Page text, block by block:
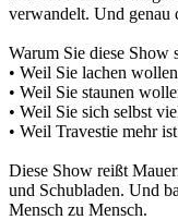
verwandelt. Und genau
Warum Sie diese Show
• Weil Sie lachen
• Weil Sie staunen
• Weil Sie sich selbst
• Weil Travestie mehr
Diese Show reißt
und Schubladen. Und
Mensch zu Mensch.